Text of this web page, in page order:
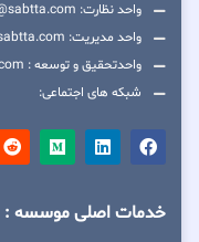
واحد نظارت: complaints@sabtta.com
واحد مدیریت: manager@sabtta.com
واحدتحقیق و توسعه : backend@sabtta.com
شبکه های اجتماعی:
خدمات اصلی موسسه :